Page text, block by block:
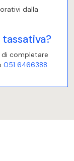
dalla
completare
051 6466388.